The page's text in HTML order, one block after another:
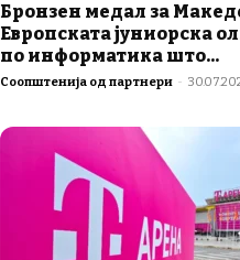
Бронзен медал за
Европската јуниорска
по информатика што...
Соопштенија од партнери -